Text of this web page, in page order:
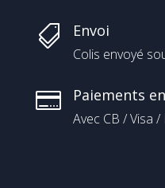
 Envoi
Colis envoyé
 Paiements
Avec CB / Visa